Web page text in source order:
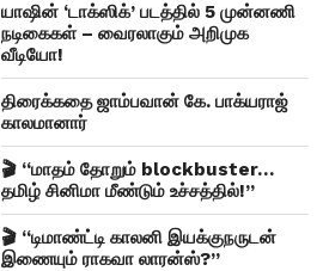
யாஷின் ‘டாக்ஸிக்’ படத்தில் 5 முன்னணி
நடிகைகள் – வைரலாகும் அறிமுக
வீடியோ!
திரைக்கதை ஜாம்பவான் கே. பாக்யராஜ்
காலமானார்
🎬 “மாதம் தோறும் blockbuster…
தமிழ் சினிமா மீண்டும் உச்சத்தில்!”
🎬 “டிமாண்ட்டி காலனி இயக்குநருடன்
இணையும் ராகவா லாரன்ஸ்?”